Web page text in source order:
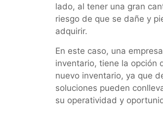
lado, al tener una gran
riesgo de que se dañe y
adquirir.
En este caso, una
inventario, tiene la opción
nuevo inventario, ya que
soluciones pueden
su operatividad y